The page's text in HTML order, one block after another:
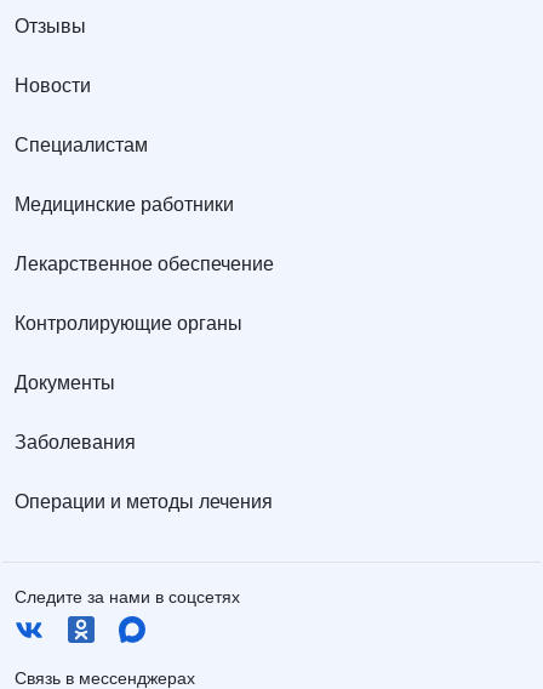
Отзывы
Новости
Специалистам
Медицинские работники
Лекарственное обеспечение
Контролирующие органы
Документы
Заболевания
Операции и методы лечения
Следите за нами в соцсетях
Связь в мессенджерах